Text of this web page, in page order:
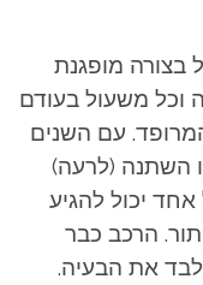
בצורה מופגנת
וכל משעול בעודם
עם השנים
השתנה (לרעה)
יכול להגיע
הרכב כבר
את הבעיה.